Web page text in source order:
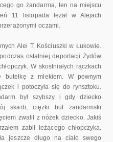
go żandarma, ten na miejscu
11 listopada leżał w Alejach
oczami.
Alei T. Kościuszki w Łukowie.
ostatniej deportacji Ży­dów
W skostniałych rącz­kach
butelkę z mlekiem. W pewnym
i potoczyła się do rynsztoku.
był szybszy i gdy dziecko
skarb, ciężki but żandarmski
zwalił z nóżek dziecko. Jakiś
zabił leżącego chłopczyka.
jeszcze długo na ciało swego